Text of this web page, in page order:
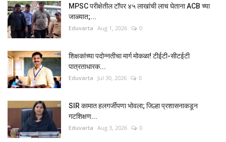
MPSC परीक्षेतील टॉपर ४५ लाखांची लाच घेताना ACB च्या
जाळ्यात;...
Eduvarta Aug 1, 2026 0
शिक्षकांच्या पदोन्नतीचा मार्ग मोकळा! टीईटी-सीटईटी
पात्रताधारक...
Eduvarta Jul 30, 2026 0
SIR कामात हलगर्जीपणा भोवला; जिल्हा प्रशासनाकडून
गटशिक्षण...
Eduvarta Aug 3, 2026 0